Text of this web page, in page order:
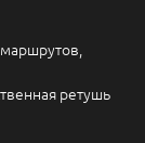
ретушь